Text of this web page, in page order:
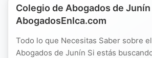
Colegio de Abogados de Junín |
AbogadosEnIca.com
Todo lo que Necesitas Saber sobre
Abogados de Junín Si estás